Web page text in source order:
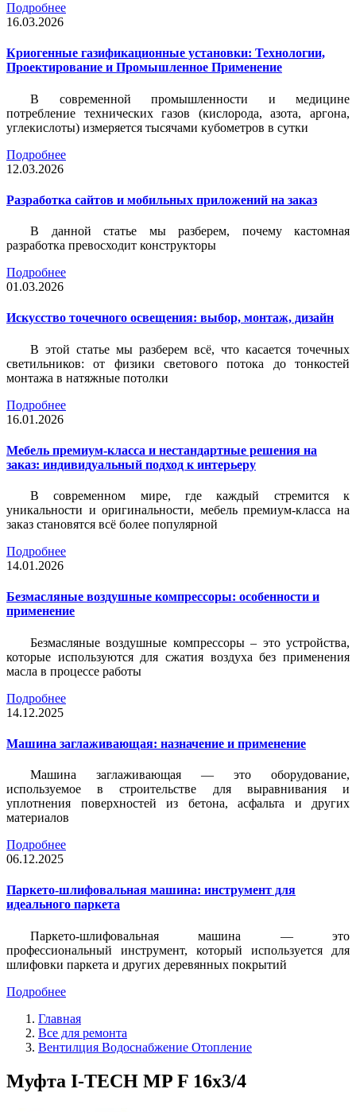
Подробнее
16.03.2026
Криогенные газификационные установки: Технологии,
Проектирование и Промышленное Применение
В современной промышленности и медицине
потребление технических газов (кислорода, азота, аргона,
углекислоты) измеряется тысячами кубометров в сутки
Подробнее
12.03.2026
Разработка сайтов и мобильных приложений на заказ
В данной статье мы разберем, почему кастомная
разработка превосходит конструкторы
Подробнее
01.03.2026
Искусство точечного освещения: выбор, монтаж, дизайн
В этой статье мы разберем всё, что касается точечных
светильников: от физики светового потока до тонкостей
монтажа в натяжные потолки
Подробнее
16.01.2026
Мебель премиум-класса и нестандартные решения на
заказ: индивидуальный подход к интерьеру
В современном мире, где каждый стремится к
уникальности и оригинальности, мебель премиум-класса на
заказ становятся всё более популярной
Подробнее
14.01.2026
Безмасляные воздушные компрессоры: особенности и
применение
Безмасляные воздушные компрессоры – это устройства,
которые используются для сжатия воздуха без применения
масла в процессе работы
Подробнее
14.12.2025
Машина заглаживающая: назначение и применение
Машина заглаживающая — это оборудование,
используемое в строительстве для выравнивания и
уплотнения поверхностей из бетона, асфальта и других
материалов
Подробнее
06.12.2025
Паркето-шлифовальная машина: инструмент для
идеального паркета
Паркето-шлифовальная машина — это
профессиональный инструмент, который используется для
шлифовки паркета и других деревянных покрытий
Подробнее
Главная
Все для ремонта
Вентилция Водоснабжение Отопление
Муфта I-TECH MP F 16x3/4